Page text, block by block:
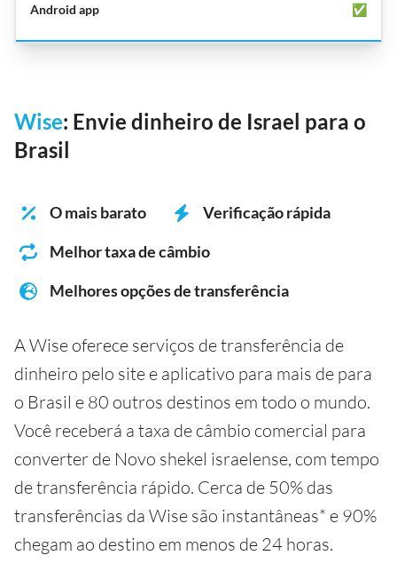
✅
Wise: Envie dinheiro de Israel para o
Brasil
O mais barato
Verificação rápida
Melhor taxa de câmbio
Melhores opções de transferência
A Wise oferece serviços de transferência de
dinheiro pelo site e aplicativo para mais de para
o Brasil e 80 outros destinos em todo o mundo.
Você receberá a taxa de câmbio comercial para
converter de Novo shekel israelense, com tempo
de transferência rápido. Cerca de 50% das
transferências da Wise são instantâneas* e 90%
chegam ao destino em menos de 24 horas.